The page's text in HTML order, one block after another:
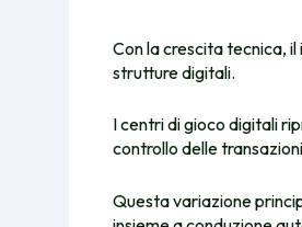
Con la crescita tecnica,
strutture digitali.
I centri di gioco digitali
controllo delle
Questa variazione